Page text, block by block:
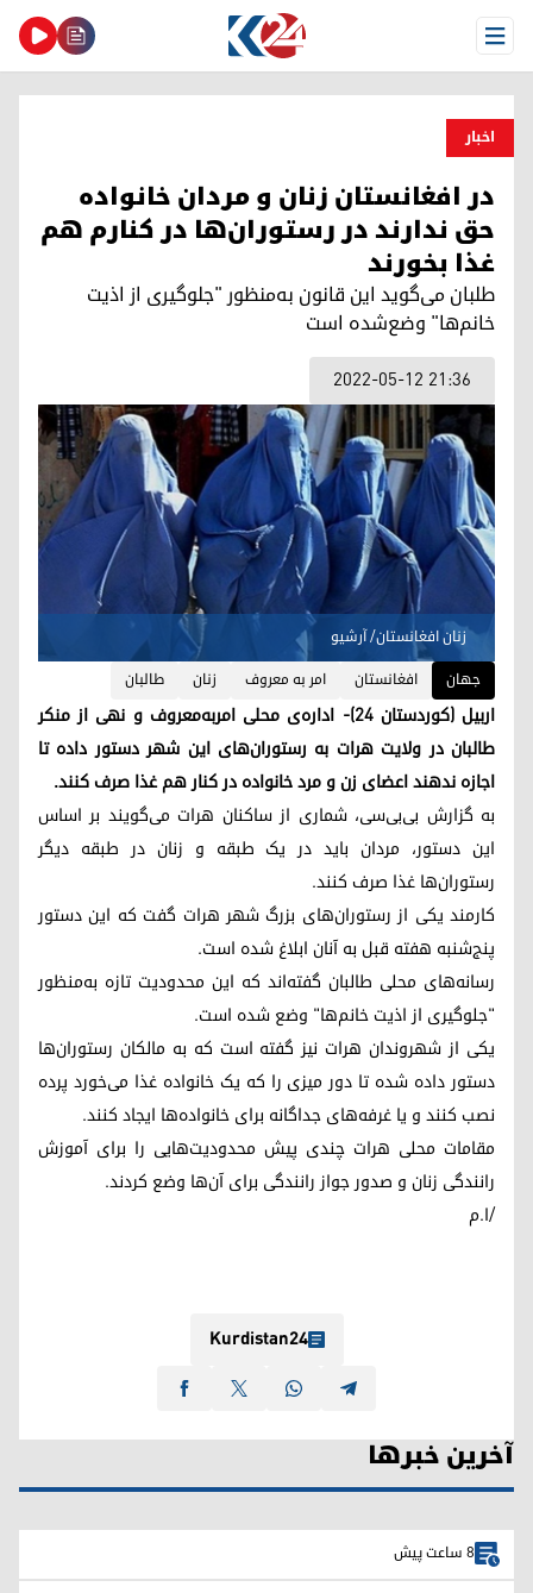
Open Menu
اخبار
در افغانستان زنان و مردان خانواده
حق ندارند در رستوران‌ها در کنارم هم
غذا بخورند
طلبان می‌گوید این قانون به‌منظور "جلوگیری از اذیت
خانم‌ها" وضع‌شده است
2022-05-12 21:36
زنان افغانستان/ آرشیو
جهان
افغانستان امر به معروف زنان طالبان
اربیل (کوردستان ۲۴)- اداره‌ی محلی امربه‌معروف و نهی از منکر
طالبان در ولایت هرات به رستوران‌های این شهر دستور داده تا
اجازه ندهند اعضای زن و مرد خانواده در کنار هم غذا صرف کنند.
به گزارش بی‌بی‌سی، شماری از ساکنان هرات می‌گویند بر اساس
این دستور، مردان باید در یک طبقه و زنان در طبقه دیگر
رستوران‌ها غذا صرف کنند.
کارمند یکی از رستوران‌های بزرگ شهر هرات گفت که این دستور
پنج‌شنبه هفته قبل به آنان ابلاغ شده است.
رسانه‌های محلی طالبان گفته‌اند که این محدودیت تازه به‌منظور
"جلوگیری از اذیت خانم‌ها" وضع شده است.
یکی از شهروندان هرات نیز گفته است که به مالکان رستوران‌ها
دستور داده شده تا دور میزی را که یک خانواده غذا می‌خورد پرده
نصب کنند و یا غرفه‌های جداگانه برای خانواده‌ها ایجاد کنند.
مقامات محلی هرات چندی پیش محدودیت‌هایی را برای آموزش
رانندگی زنان و صدور جواز رانندگی برای آن‌ها وضع کردند.
/ا.م
Kurdistan24
آخرین خبرها
8 ساعت پیش